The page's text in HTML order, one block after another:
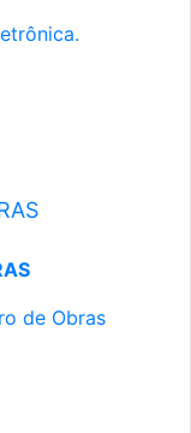
de Obras